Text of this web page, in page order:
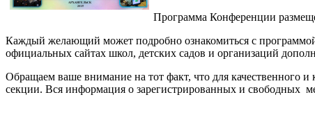
Программа Конференции
Каждый желающий может подробно ознакомиться с
официальных сайтах школ, детских садов и организаций
Обращаем ваше внимание на тот факт, что для качественного и
секции. Вся информация о зарегистрированных и свободных